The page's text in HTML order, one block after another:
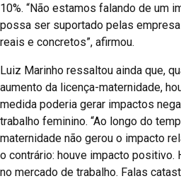
10%. “Não estamos falando de um
possa ser suportado pelas
reais e concretos”, afirmou.
Luiz Marinho ressaltou ainda que,
aumento da licença-maternidade,
medida poderia gerar impactos
trabalho feminino. “Ao longo do
maternidade não gerou o impacto
o contrário: houve impacto positivo.
no mercado de trabalho. Falas